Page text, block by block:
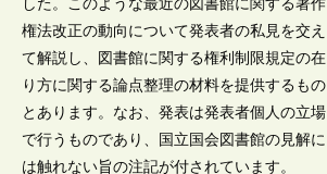
した。このような最近の図書館に関する著作
権法改正の動向について発表者の私見を交え
て解説し、図書館に関する権利制限規定の在
り方に関する論点整理の材料を提供するもの
とあります。なお、発表は発表者個人の立場
で行うものであり、国立国会図書館の見解に
は触れない旨の注記が付されています。